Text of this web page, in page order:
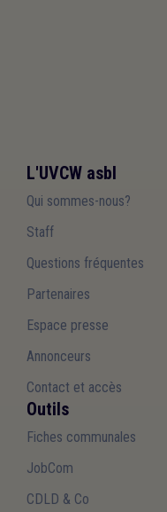
L'UVCW asbl
Qui sommes-nous?
Staff
Questions fréquentes
Partenaires
Espace presse
Annonceurs
Contact et accès
Outils
Fiches communales
JobCom
CDLD & Co